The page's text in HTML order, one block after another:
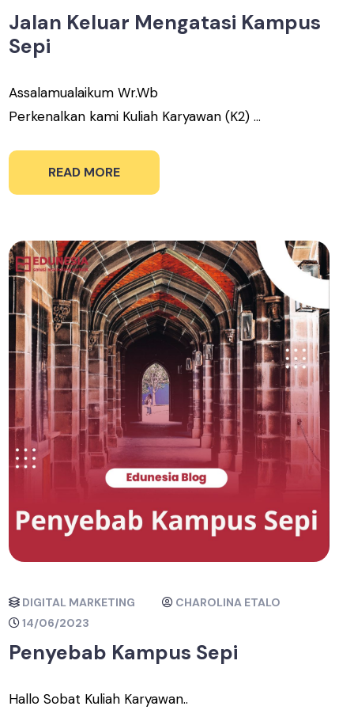
Jalan Keluar Mengatasi Kampus
Sepi
Assalamualaikum Wr.Wb
Perkenalkan kami Kuliah Karyawan (K2) ...
READ MORE
DIGITAL MARKETING
CHAROLINA ETALO
14/06/2023
Penyebab Kampus Sepi
Hallo Sobat Kuliah Karyawan..